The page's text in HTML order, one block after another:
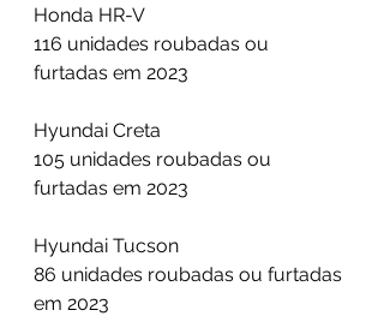
Honda HR-V
116 unidades roubadas ou
furtadas em 2023
Hyundai Creta
105 unidades roubadas ou
furtadas em 2023
Hyundai Tucson
86 unidades roubadas ou furtadas
em 2023